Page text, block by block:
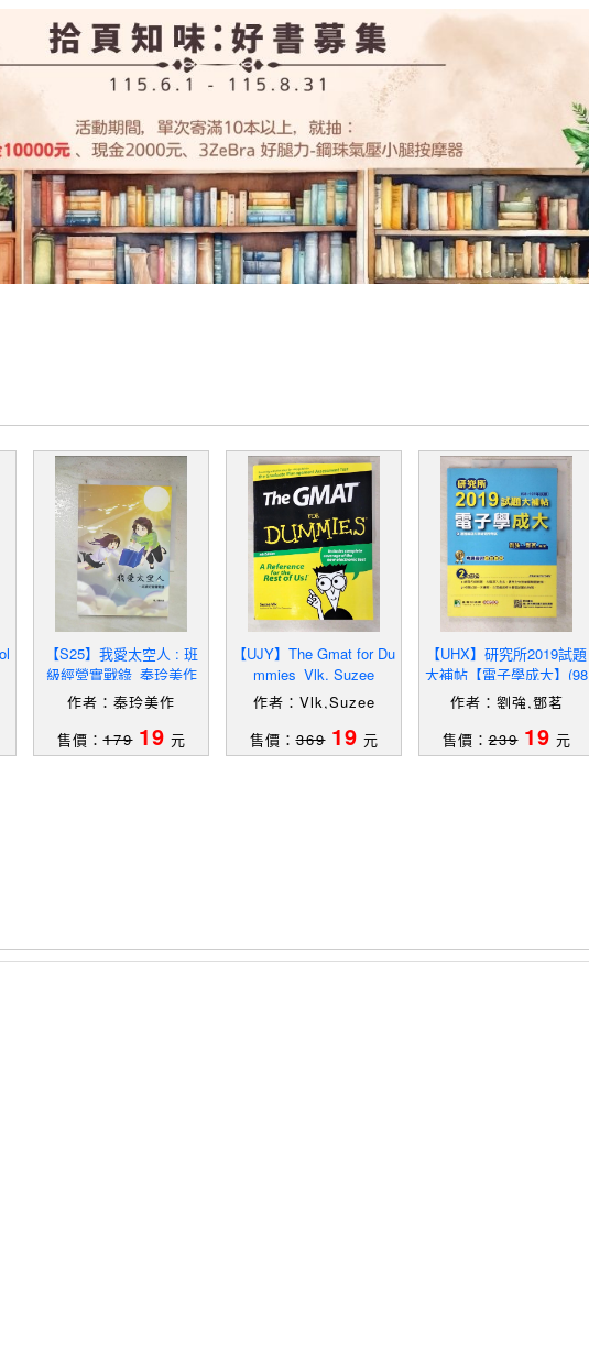
【S25】我愛太空人 : 班
級經營實戰錄_秦玲美作
作者：秦玲美作
售價：179 19 元
【UJY】The Gmat for Du
mmies_Vlk, Suzee
作者：Vlk,Suzee
售價：369 19 元
【UHX】研究所2019試題
大補帖【電子學成大】(98
~107年試題)_劉強, 鄧茗
作者：劉強,鄧茗
售價：239 19 元